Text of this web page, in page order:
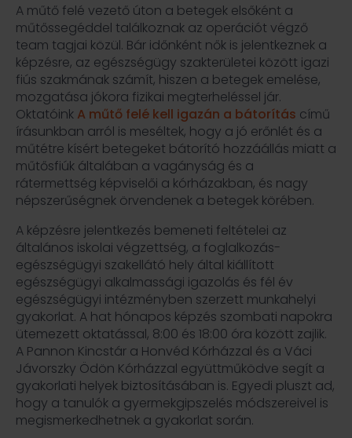
A műtő felé vezető úton a betegek elsőként a
műtőssegéddel találkoznak az operációt végző
team tagjai közül. Bár időnként nők is jelentkeznek a
képzésre, az egészségügy szakterületei között igazi
fiús szakmának számít, hiszen a betegek emelése,
mozgatása jókora fizikai megterheléssel jár.
Oktatóink A műtő felé kell igazán a bátorítás című
írásunkban arról is meséltek, hogy a jó erőnlét és a
műtétre kísért betegeket bátorító hozzáállás miatt a
műtősfiúk általában a vagányság és a
rátermettség képviselői a kórházakban, és nagy
népszerűségnek örvendenek a betegek körében.
A képzésre jelentkezés bemeneti feltételei az
általános iskolai végzettség, a foglalkozás-
egészségügyi szakellátó hely által kiállított
egészségügyi alkalmassági igazolás és fél év
egészségügyi intézményben szerzett munkahelyi
gyakorlat. A hat hónapos képzés szombati napokra
ütemezett oktatással, 8:00 és 18:00 óra között zajlik.
A Pannon Kincstár a Honvéd Kórházzal és a Váci
Jávorszky Ödön Kórházzal együttműködve segít a
gyakorlati helyek biztosításában is. Egyedi pluszt ad,
hogy a tanulók a gyermekgipszelés módszereivel is
megismerkedhetnek a gyakorlat során.